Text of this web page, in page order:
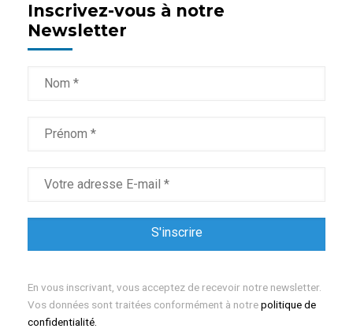
Inscrivez-vous à notre
Newsletter
En vous inscrivant, vous acceptez de recevoir notre newsletter.
Vos données sont traitées conformément à notrepolitique de
confidentialité.